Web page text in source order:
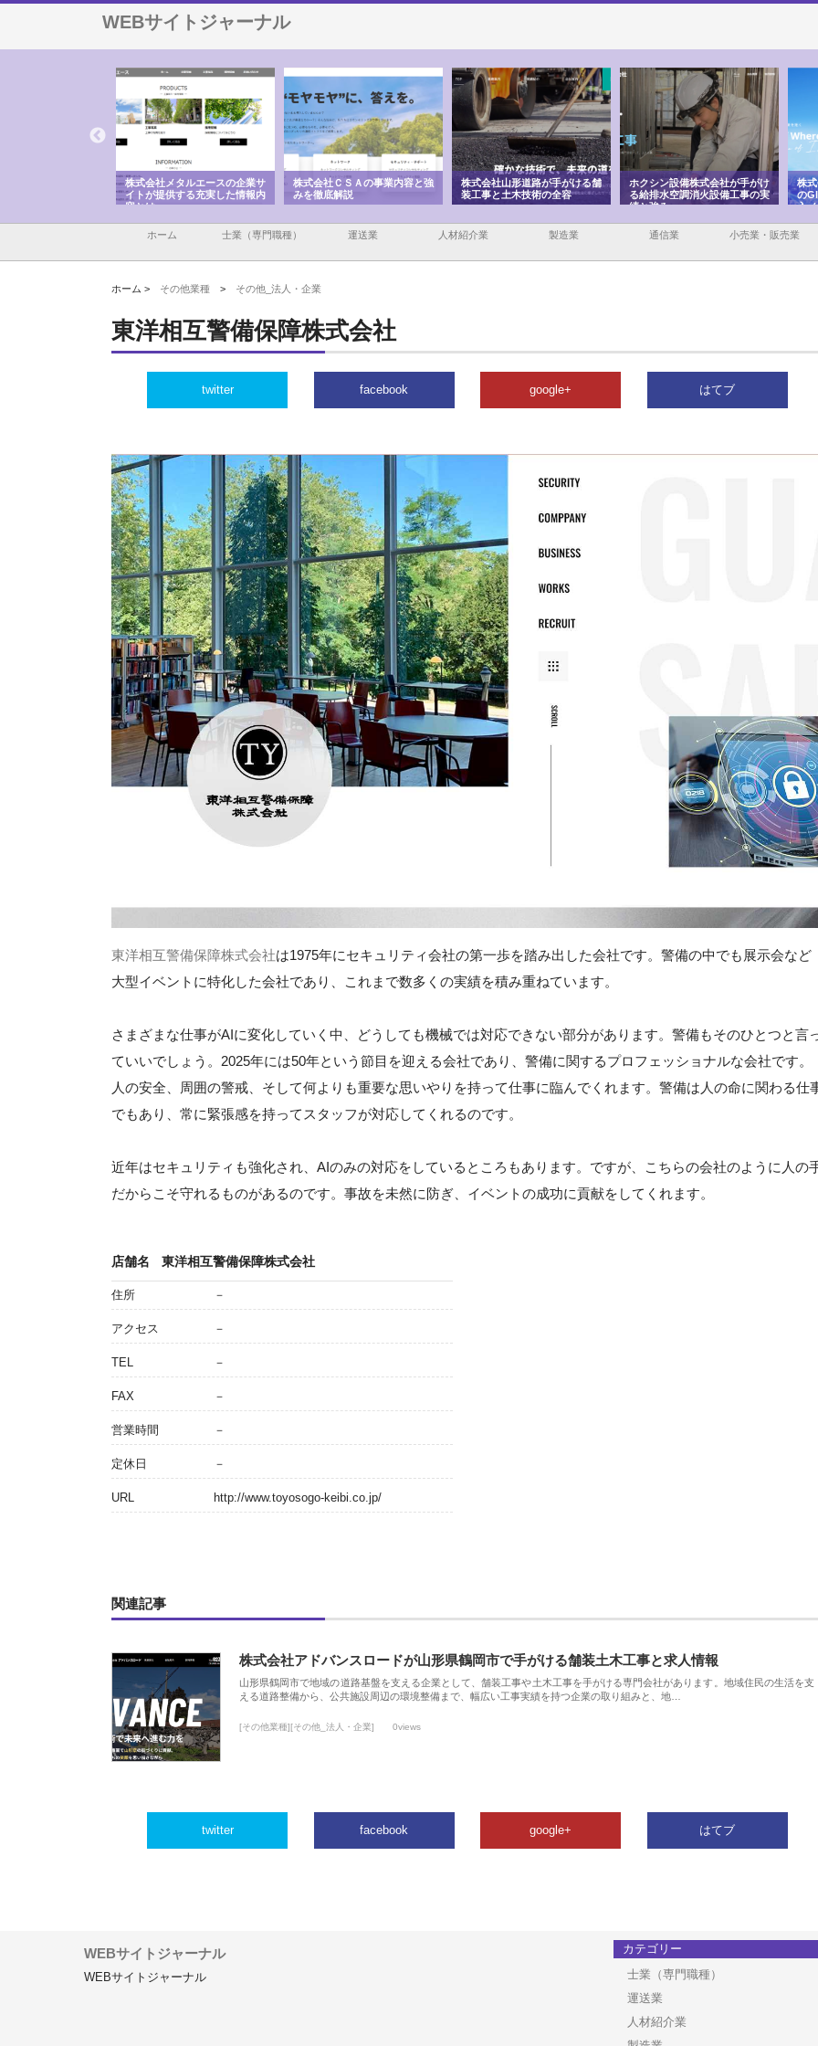
WEBサイトジャーナル
株式会社メタルエースの企業サ
イトが提供する充実した情報内
容とは
株式会社ＣＳＡの事業内容と強
みを徹底解説
株式会社山形道路が手がける舗
装工事と土木技術の全容
ホクシン設備株式会社が手がけ
る給排水空調消火設備工事の実
績と強み
株
の
入
ホーム 士業（専門職種） 運送業 人材紹介業 製造業 通信業 小売業・販売業
ホーム > その他業種 > その他_法人・企業
東洋相互警備保障株式会社
twitter facebook google+ はてブ
東洋相互警備保障株式会社は1975年にセキュリティ会社の第一歩を踏み出した会社です。警備の中でも展示会など
大型イベントに特化した会社であり、これまで数多くの実績を積み重ねています。
さまざまな仕事がAIに変化していく中、どうしても機械では対応できない部分があります。警備もそのひとつと言
ていいでしょう。2025年には50年という節目を迎える会社であり、警備に関するプロフェッショナルな会社です。
人の安全、周囲の警戒、そして何よりも重要な思いやりを持って仕事に臨んでくれます。警備は人の命に関わる仕
でもあり、常に緊張感を持ってスタッフが対応してくれるのです。
近年はセキュリティも強化され、AIのみの対応をしているところもあります。ですが、こちらの会社のように人の
だからこそ守れるものがあるのです。事故を未然に防ぎ、イベントの成功に貢献をしてくれます。
店舗名 東洋相互警備保障株式会社
住所 －
アクセス －
TEL －
FAX －
営業時間 －
定休日 －
URL http://www.toyosogo-keibi.co.jp/
関連記事
株式会社アドバンスロードが山形県鶴岡市で手がける舗装土木工事と求人情報
山形県鶴岡市で地域の道路基盤を支える企業として、舗装工事や土木工事を手がける専門会社があります。地域住民の生活を支
える道路整備から、公共施設周辺の環境整備まで、幅広い工事実績を持つ企業の取り組みと、地…
[その他業種][その他_法人・企業] 0views
twitter facebook google+ はてブ
WEBサイトジャーナル
WEBサイトジャーナル
カテゴリー
士業（専門職種）
運送業
人材紹介業